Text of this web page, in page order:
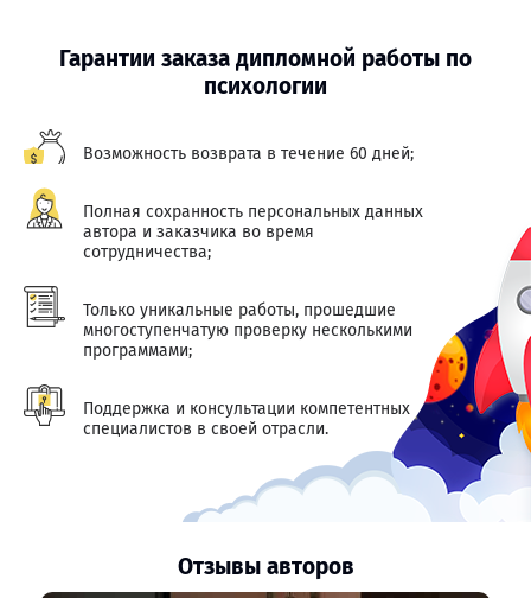
Гарантии заказа дипломной работы по
психологии
Возможность возврата в течение 60 дней;
Полная сохранность персональных данных
автора и заказчика во время
сотрудничества;
Только уникальные работы, прошедшие
многоступенчатую проверку несколькими
программами;
Поддержка и консультации компетентных
специалистов в своей отрасли.
Отзывы авторов